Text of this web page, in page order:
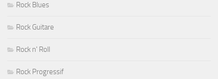
Rock Blues
Rock Guitare
Rock n' Roll
Rock Progressif